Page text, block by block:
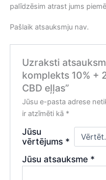
palīdzēsim atrast jums
Pašlaik atsauksmju nav.
Uzraksti
komplekts 10% +
CBD eļļas”
Jūsu e-pasta adrese
ir atzīmēti kā *
Jūsu
vērtējums *
Jūsu atsauksme *